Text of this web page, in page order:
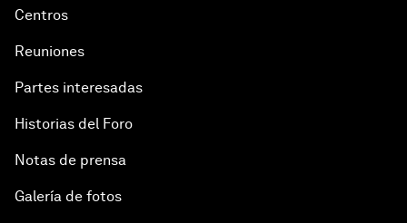
Centros
Reuniones
Partes interesadas
Historias del Foro
Notas de prensa
Galería de fotos